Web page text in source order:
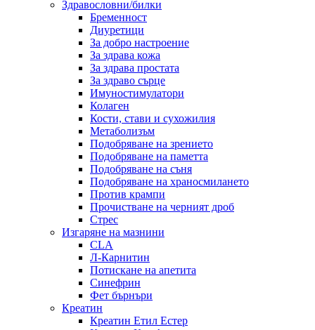
Здравословни/билки
Бременност
Диуретици
За добро настроение
За здрава кожа
За здрава простата
За здраво сърце
Имуностимулатори
Колаген
Кости, стави и сухожилия
Метаболизъм
Подобряване на зрението
Подобряване на паметта
Подобряване на съня
Подобряване на храносмилането
Против крампи
Прочистване на черният дроб
Стрес
Изгаряне на мазнини
CLA
Л-Карнитин
Потискане на апетита
Синефрин
Фет бърнъри
Креатин
Креатин Етил Естер